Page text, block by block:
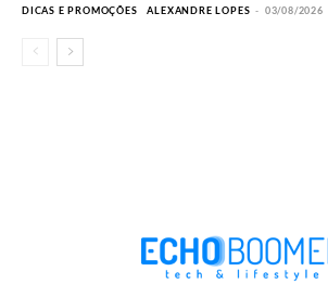
DICAS E PROMOÇÕES ALEXANDRE LOPES - 03/08/2026